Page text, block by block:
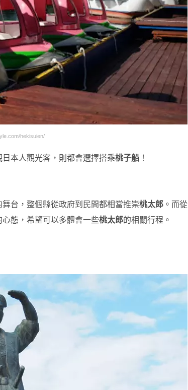
hekisuien/
日本人觀光客，則都會選擇搭乘桃子船 ！
舞台，整個縣從政府到民間都相當推崇桃太郎 。而從
心態，希望可以多體會一些桃太郎的相關行程。